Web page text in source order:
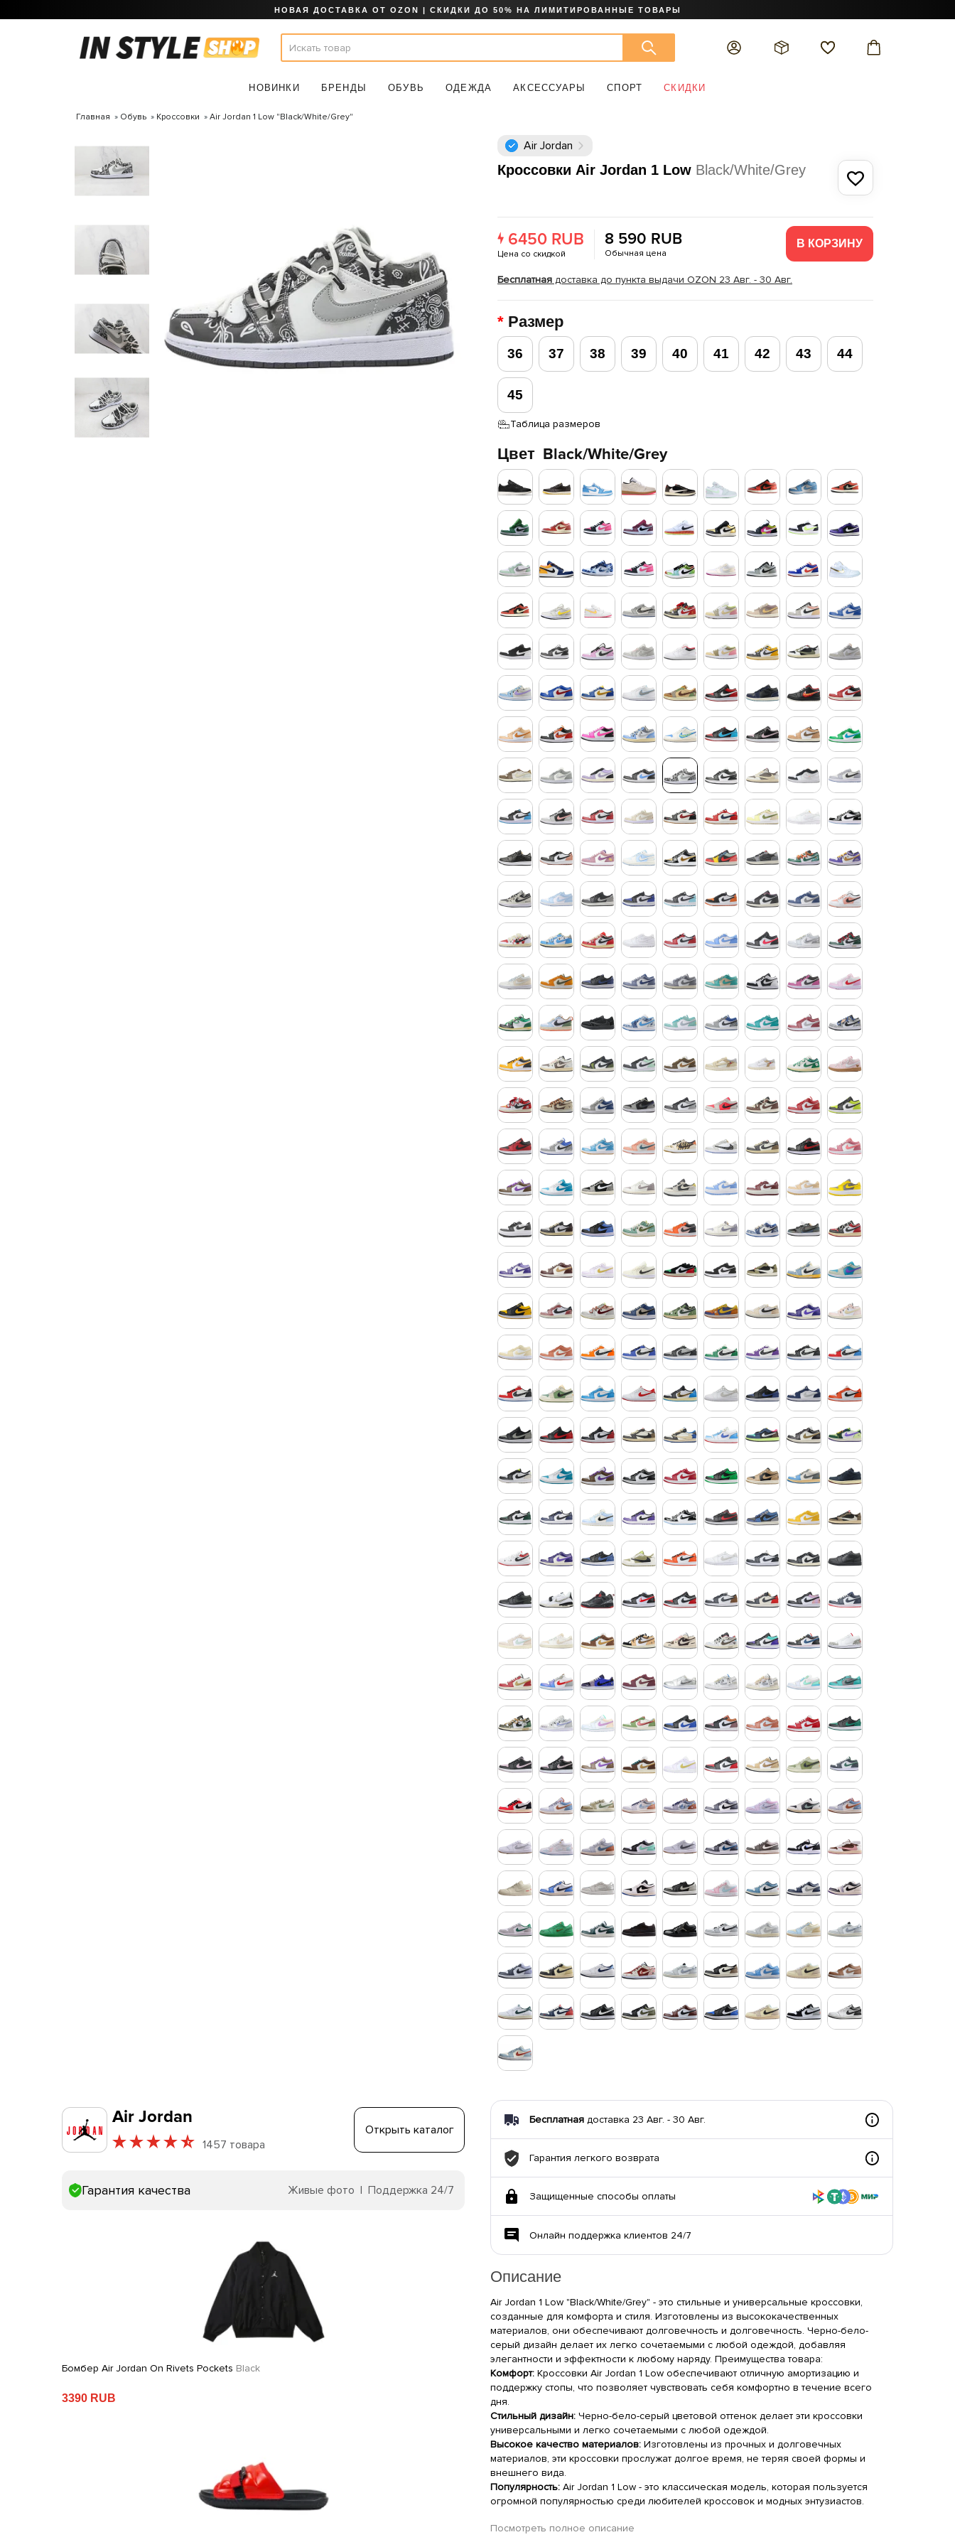
НОВАЯ ДОСТАВКА ОТ OZON | СКИДКИ ДО 50% НА ЛИМИТИРОВАННЫЕ ТОВАРЫ
НОВИНКИ БРЕНДЫ ОБУВЬ ОДЕЖДА АКСЕССУАРЫ СПОРТ СКИДКИ
Главная Обувь Кроссовки Air Jordan 1 Low "Black/White/Grey"
Air Jordan
Кроссовки Air Jordan 1 Low Black/White/Grey
6450 RUB
Цена со скидкой
8 590 RUB
Обычная цена
Бесплатная доставка до пункта выдачи OZON 23 Авг. - 30 Авг.
В КОРЗИНУ
Размер
36 37 38 39 40 41 42 43 44
45
Таблица размеров
Цвет Black/White/Grey
Air Jordan
1457 товара
Открыть каталог
Гарантия качества Живые фото | Поддержка 24/7
Бомбер Air Jordan On Rivets Pockets Black
3390 RUB
Бесплатная доставка 23 Авг. - 30 Авг.
Гарантия легкого возврата
Защищенные способы оплаты
Онлайн поддержка клиентов 24/7
Описание
Air Jordan 1 Low "Black/White/Grey" - это стильные и универсальные кроссовки,
созданные для комфорта и стиля. Изготовлены из высококачественных
материалов, они обеспечивают долговечность и долговечность. Черно-бело-
серый дизайн делает их легко сочетаемыми с любой одеждой, добавляя
элегантности и эффектности к любому наряду. Преимущества товара:
Комфорт: Кроссовки Air Jordan 1 Low обеспечивают отличную амортизацию и
поддержку стопы, что позволяет чувствовать себя комфортно в течение всего
дня.
Стильный дизайн: Черно-бело-серый цветовой оттенок делает эти кроссовки
универсальными и легко сочетаемыми с любой одеждой.
Высокое качество материалов: Изготовлены из прочных и долговечных
материалов, эти кроссовки прослужат долгое время, не теряя своей формы и
внешнего вида.
Популярность: Air Jordan 1 Low - это классическая модель, которая пользуется
огромной популярностью среди любителей кроссовок и модных энтузиастов.
Характеристики
Посмотреть полное описание